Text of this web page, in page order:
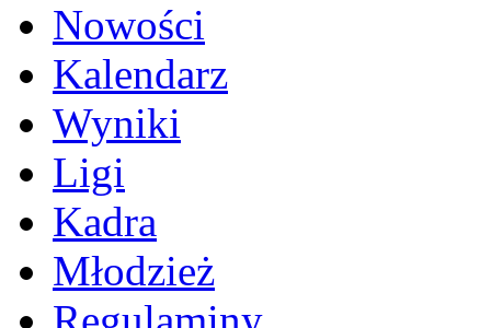
Nowości
Kalendarz
Wyniki
Ligi
Kadra
Młodzież